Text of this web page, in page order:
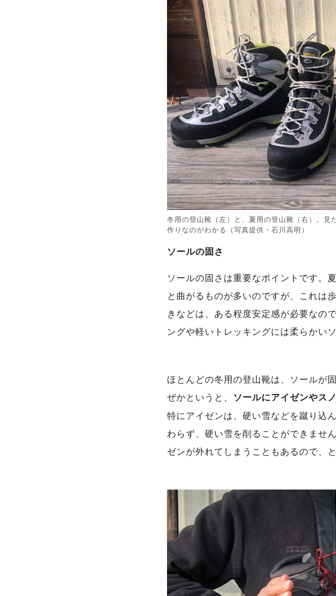
冬用の登山靴（左）と、夏用の登山靴（右）。見
作りなのがわかる（写真提供・石川高明）
ソールの固さ
ソールの固さは重要なポイントです。
と曲がるものが多いのですが、これは
きなどは、ある程度安定感が必要なの
ングや軽いトレッキングには柔らかい
ほとんどの冬用の登山靴は、ソールが
ぜかというと、 ソールにアイゼンやス
特にアイゼンは、硬い雪などを蹴り込
わらず、硬い雪を削ることができませ
ゼンが外れてしまうこともあるので、